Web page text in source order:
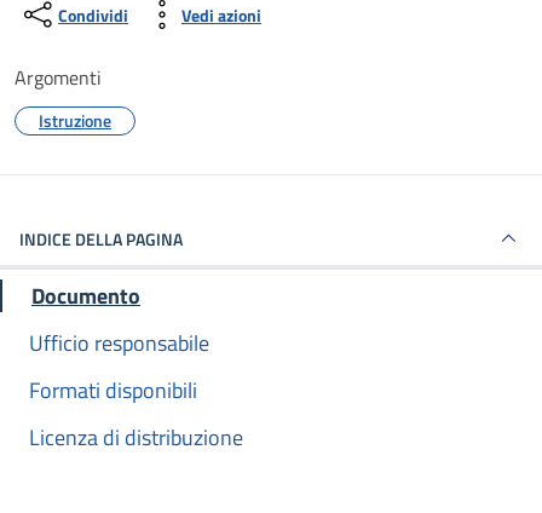
Condividi Vedi azioni
Argomenti
Istruzione
INDICE DELLA PAGINA
Documento
Ufficio responsabile
Formati disponibili
Licenza di distribuzione